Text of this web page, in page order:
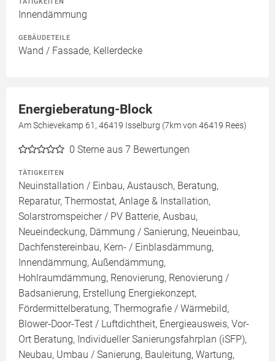
Innendämmung
GEBÄUDETEILE
Wand / Fassade, Kellerdecke
Energieberatung-Block
Am Schievekamp 61, 46419 Isselburg (7km von 46419 Rees)
0 Sterne aus 7 Bewertungen
TÄTIGKEITEN
Neuinstallation / Einbau, Austausch, Beratung,
Reparatur, Thermostat, Anlage & Installation,
Solarstromspeicher / PV Batterie, Ausbau,
Neueindeckung, Dämmung / Sanierung, Neueinbau,
Dachfenstereinbau, Kern- / Einblasdämmung,
Innendämmung, Außendämmung,
Hohlraumdämmung, Renovierung, Renovierung /
Badsanierung, Erstellung Energiekonzept,
Fördermittelberatung, Thermografie / Wärmebild,
Blower-Door-Test / Luftdichtheit, Energieausweis, Vor-
Ort Beratung, Individueller Sanierungsfahrplan (iSFP),
Neubau, Umbau / Sanierung, Bauleitung, Wartung,